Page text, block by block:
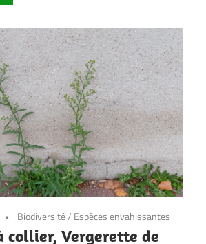
Biodiversité/ Espèces envahissantes
collier, Vergerette de